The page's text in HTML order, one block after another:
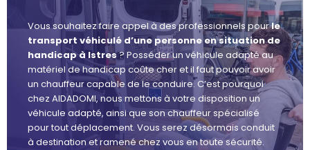
Vous souhaitez faire appel à des professionnels pourle
transport véhiculé d’une personne en situation de
handicap à Istres? Posséder un véhicule adapté au
matériel de handicap coûte cher et il faut pouvoir avoir
un chauffeur capable de le conduire. C’est pourquoi
chez AIDADOMI, nous mettons à votre disposition un
véhicule adapté, ainsi que son chauffeur spécialisé
pour tout déplacement. Vous serez désormais conduit
à destination et ramené chez vous en toute sécurité.